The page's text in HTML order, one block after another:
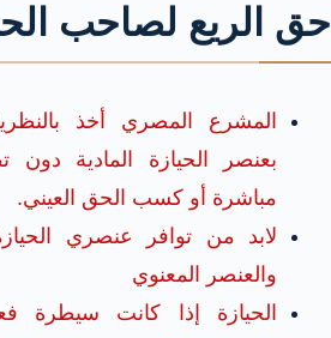
حق الريع لصاحب
المشرع المصري أخذ
بعنصر الحيازة المادية
مباشرة أو كسب الحق العيني.
لابد من توافر عنصري
والعنصر المعنوي
الحيازة إذا كانت سيطرة